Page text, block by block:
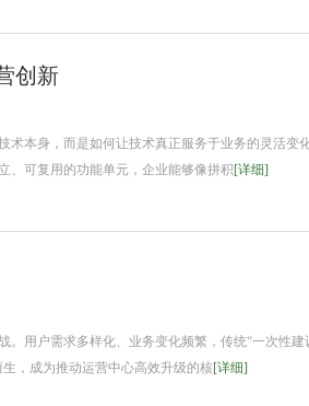
创新
本身，而是如何让技术真正服务于业务的灵活变
、可复用的功能单元，企业能够像拼积[详细]
用户需求多样化、业务变化频繁，传统“一次性建
，成为推动运营中心高效升级的核[详细]